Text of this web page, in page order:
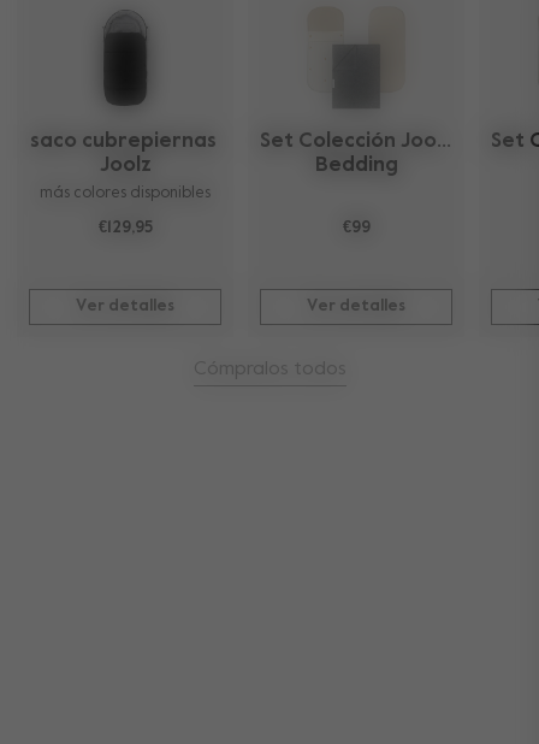
saco cubrepiernas
Joolz
más colores disponibles
€129,95
Ver detalles
Set Colección Joolz
Bedding
€99
Ver detalles
Set